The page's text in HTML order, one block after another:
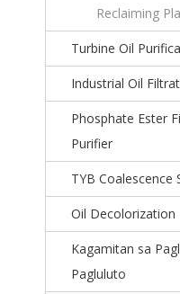
Reclaiming
Turbine Oil
Industrial Oil
Phosphate Ester
Purifier
TYB Coalescence
Oil Decolorization
Kagamitan sa
Pagluluto